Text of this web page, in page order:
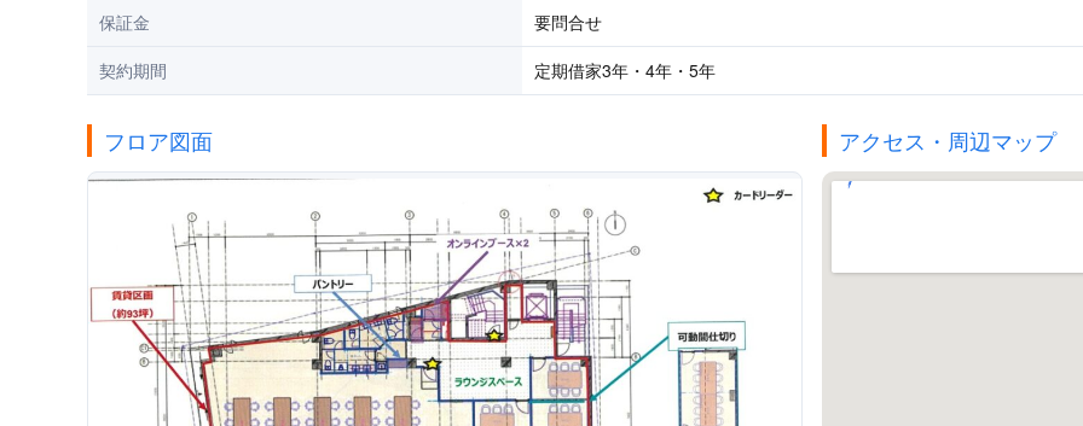
保証金
要問合せ
契約期間
定期借家3年・4年・5年
フロア図面 アクセス・周辺マップ